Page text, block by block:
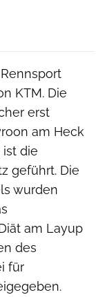
KTM. Die
erst
am Heck
ist die
geführt. Die
wurden
am Layup
des
für